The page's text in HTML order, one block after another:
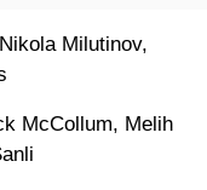
Milutinov,
McCollum, Melih